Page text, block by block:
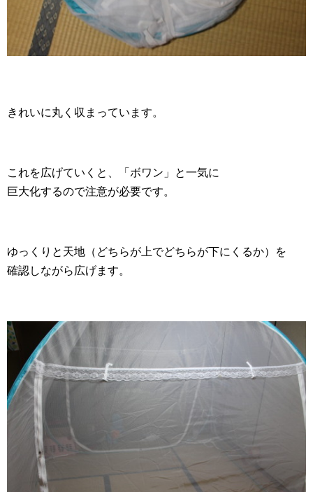
きれいに丸く収まっています。
これを広げていくと、「ボワン」と一気に
巨大化するので注意が必要です。
ゆっくりと天地（どちらが上でどちらが下にくるか）を
確認しながら広げます。